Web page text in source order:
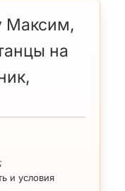
Максим,
на
и условия